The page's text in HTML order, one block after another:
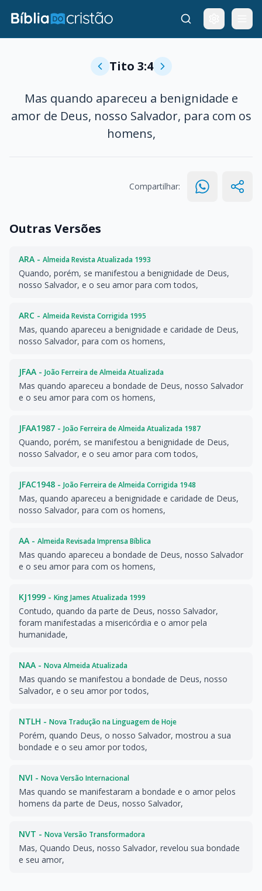
Tito 3:4
Mas quando apareceu a benignidade e
amor de Deus, nosso Salvador, para com os
homens,
Compartilhar:
Outras Versões
ARA - Almeida Revista Atualizada 1993
Quando, porém, se manifestou a benignidade de Deus,
nosso Salvador, e o seu amor para com todos,
ARC - Almeida Revista Corrigida 1995
Mas, quando apareceu a benignidade e caridade de Deus,
nosso Salvador, para com os homens,
JFAA - João Ferreira de Almeida Atualizada
Mas quando apareceu a bondade de Deus, nosso Salvador
e o seu amor para com os homens,
JFAA1987 - João Ferreira de Almeida Atualizada 1987
Quando, porém, se manifestou a benignidade de Deus,
nosso Salvador, e o seu amor para com todos,
JFAC1948 - João Ferreira de Almeida Corrigida 1948
Mas, quando apareceu a benignidade e caridade de Deus,
nosso Salvador, para com os homens,
AA - Almeida Revisada Imprensa Bíblica
Mas quando apareceu a bondade de Deus, nosso Salvador
e o seu amor para com os homens,
KJ1999 - King James Atualizada 1999
Contudo, quando da parte de Deus, nosso Salvador,
foram manifestadas a misericórdia e o amor pela
humanidade,
NAA - Nova Almeida Atualizada
Mas quando se manifestou a bondade de Deus, nosso
Salvador, e o seu amor por todos,
NTLH - Nova Tradução na Linguagem de Hoje
Porém, quando Deus, o nosso Salvador, mostrou a sua
bondade e o seu amor por todos,
NVI - Nova Versão Internacional
Mas quando se manifestaram a bondade e o amor pelos
homens da parte de Deus, nosso Salvador,
NVT - Nova Versão Transformadora
Mas, Quando Deus, nosso Salvador, revelou sua bondade
e seu amor,